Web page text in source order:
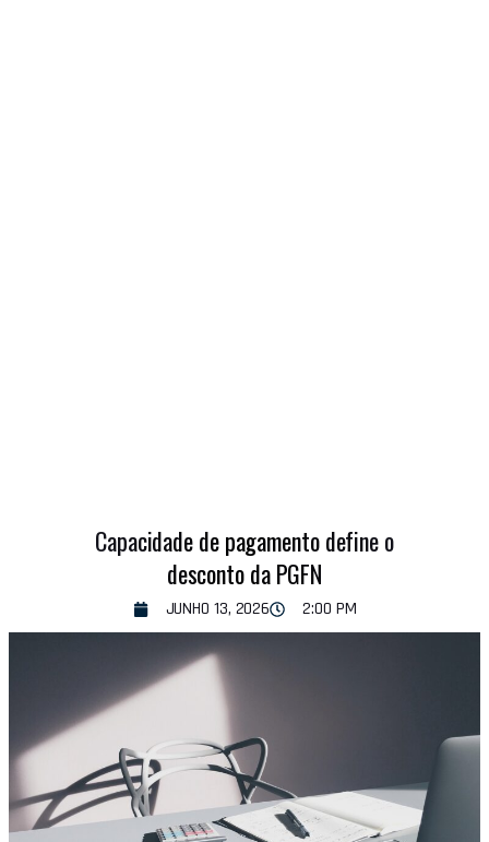
Capacidade de pagamento define o
desconto da PGFN
JUNHO 13, 2026 2:00 PM